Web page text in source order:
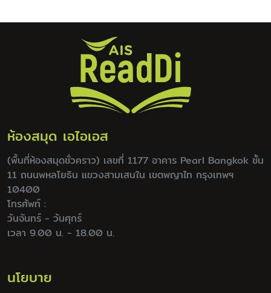
ห้องสมุด เอไอเอส
(พื้นที่ห้องสมุดชั่วคราว) เลขที่ 1177 อาคาร Pearl Bangkok ชั้น
11 ถนนพหลโยธิน แขวงสามเสนใน เขตพญาไท กรุงเทพฯ
10400
โทรศัพท์ :
วันจันทร์ - วันศุกร์
เวลา 9.00 น. - 18.00 น.
นโยบาย